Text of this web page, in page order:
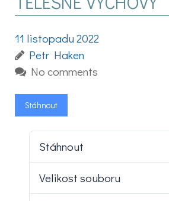
11 listopadu 2022
Petr Haken
No comments
Stáhnout
Stáhnout
Velikost souboru